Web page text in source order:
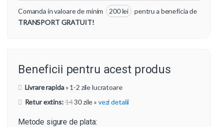
Comanda in valoare de minim 200 lei
pentru a beneficia de
TRANSPORT GRATUIT!
Beneficii pentru acest produs
Livrare rapida» 1-2 zile lucratoare
Retur extins:1430 zile» vezi detalii
Metode sigure de plata: